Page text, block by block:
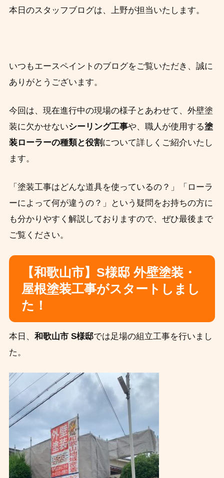
本日のスタッフブログは、上野が担当いたします。
いつもエースペイントのブログをご覧いただき、誠に
ありがとうございます。
今回は、現在進行中の現場の様子とあわせて、外壁塗
装に欠かせないシーリング工事や、職人が使用する塗
装ローラーの種類と役割 について詳しくご紹介いたし
ます。
「塗装工事はどんな道具を使っているの？」「ローラ
ーによって何が違うの？」という疑問をお持ちの方に
も分かりやすく解説しておりますので、ぜひ最後まで
ご覧ください。
【和歌山市】S様邸 外壁塗装・
屋根塗装工事がスタートしまし
た！
本日、 和歌山市 S様邸では足場の組立工事を行いまし
た。